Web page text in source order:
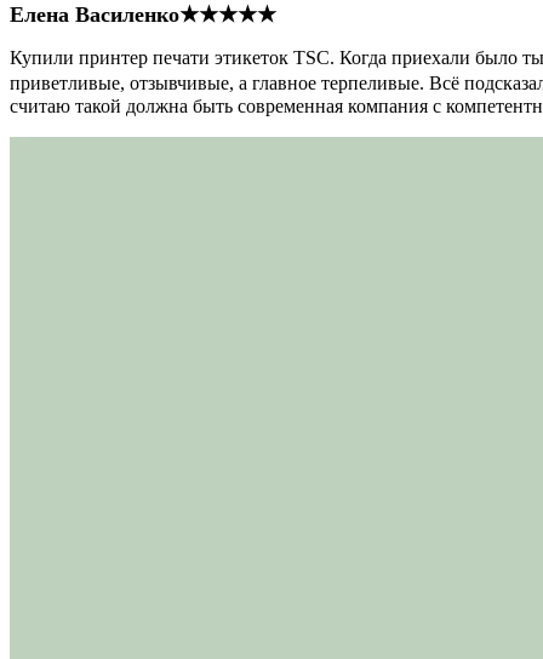
Елена Василенко★★★★★
Купили принтер печати этикеток TSC. Когда приехали было
приветливые, отзывчивые, а главное терпеливые. Всё
считаю такой должна быть современная компания с